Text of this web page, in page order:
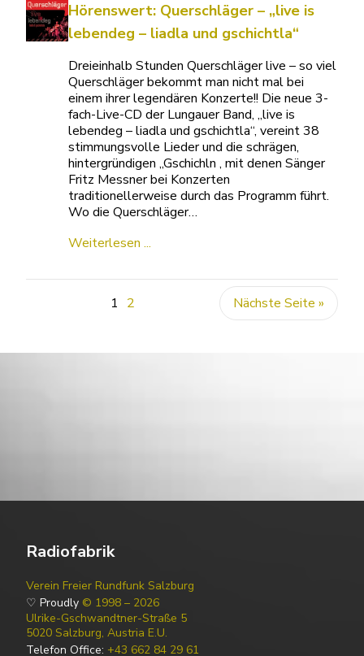
Hörenswert: Querschläger – „live is
lebendeg – liadla und gschichtla“
Dreieinhalb Stunden Querschläger live – so viel
Querschläger bekommt man nicht mal bei
einem ihrer legendären Konzerte!! Die neue 3-
fach-Live-CD der Lungauer Band, „live is
lebendeg – liadla und gschichtla“, vereint 38
stimmungsvolle Lieder und die schrägen,
hintergründigen „Gschichln , mit denen Sänger
Fritz Messner bei Konzerten
traditionellerweise durch das Programm führt.
Wo die Querschläger…
Weiterlesen ...
1 2 Nächste Seite »
Radiofabrik
Verein Freier Rundfunk Salzburg
♡ Proudly © 1998 – 2026
Ulrike-Gschwandtner-Straße 5
5020 Salzburg, Austria E.U.
Telefon Office: +43 662 84 29 61